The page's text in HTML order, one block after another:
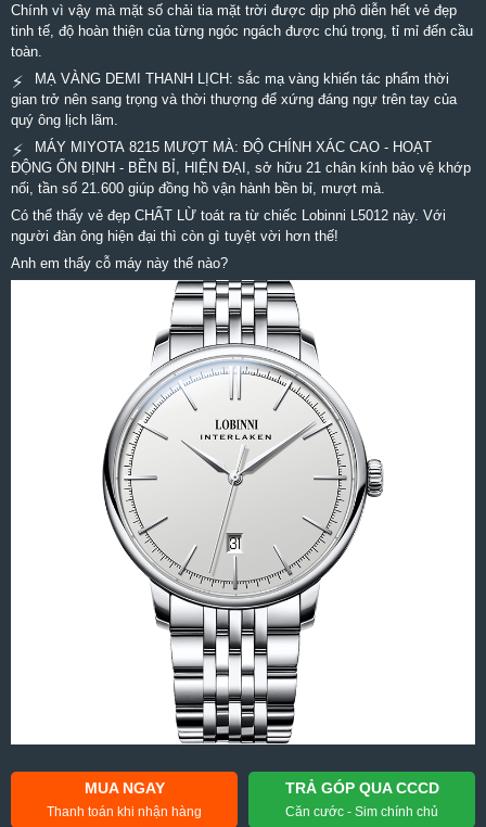
Chính vì vậy mà mặt số chải tia mặt trời được dịp phô diễn hết vẻ đẹp
tinh tế, độ hoàn thiện của từng ngóc ngách được chú trọng, tỉ mỉ đến cầu
toàn.
⚡
MẠ VÀNG DEMI THANH LỊCH: sắc mạ vàng khiến tác phẩm thời
gian trở nên sang trọng và thời thượng để xứng đáng ngự trên tay của
quý ông lịch lãm.
⚡
MÁY MIYOTA 8215 MƯỢT MÀ: ĐỘ CHÍNH XÁC CAO - HOẠT
ĐỘNG ỔN ĐỊNH - BỀN BỈ, HIỆN ĐẠI, sở hữu 21 chân kính bảo vệ khớp
nối, tần số 21.600 giúp đồng hồ vận hành bền bỉ, mượt mà.
Có thể thấy vẻ đẹp CHẤT LỪ toát ra từ chiếc Lobinni L5012 này. Với
người đàn ông hiện đại thì còn gì tuyệt vời hơn thế!
Anh em thấy cỗ máy này thế nào?
MUA NGAY
Thanh toán khi nhận hàng
TRẢ GÓP QUA CCCD
Căn cước - Sim chính chủ